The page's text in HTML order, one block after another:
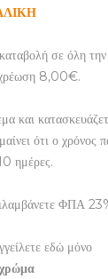
σε όλη την
8,00€.
και
ότι ο χρόνος
ημέρες.
ΦΠΑ
εδώ μόνο